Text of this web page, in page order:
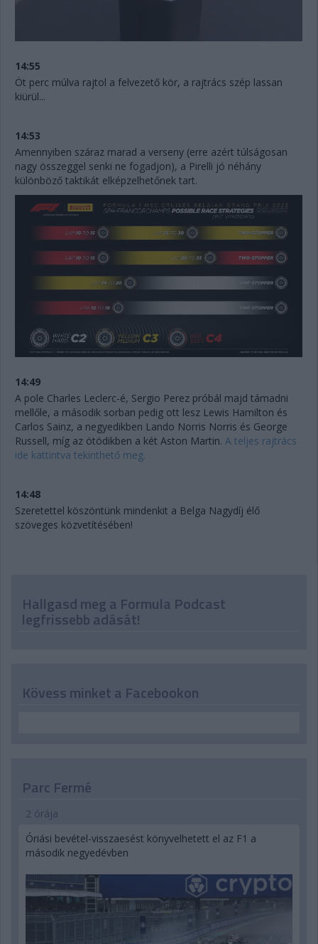
14:55
Öt perc múlva rajtol a felvezető kör, a rajtrács szép lassan
kiürül...
14:53
Amennyiben száraz marad a verseny (erre azért túlságosan
nagy összeggel senki ne fogadjon), a Pirelli jó néhány
különböző taktikát elképzelhetőnek tart.
14:49
A pole Charles Leclerc-é, Sergio Perez próbál majd támadni
mellőle, a második sorban pedig ott lesz Lewis Hamilton és
Carlos Sainz, a negyedikben Lando Norris Norris és George
Russell, míg az ötödikben a két Aston Martin. A teljes rajtrács
ide kattintva tekinthető meg.
14:48
Szeretettel köszöntünk mindenkit a Belga Nagydíj élő
szöveges közvetítésében!
Hallgasd meg a Formula Podcast
legfrissebb adását!
Kövess minket a Facebookon
Parc Fermé
2 órája
Óriási bevétel-visszaesést könyvelhetett el az F1 a
második negyedévben